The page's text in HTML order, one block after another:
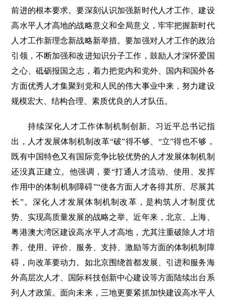
前进的根本要求。要深刻认识加强新时代人才工作、建设
高水平人才高地的战略意义和全局意义，牢牢把握新时代
人才工作新理念新战略新举措。要加强对人才工作的政治
引领，不断加强和改进知识分子工作，鼓励人才深怀爱国
之心、砥砺报国之志，着力把党内和党外、国内和国外各
方面优秀人才集聚到党和人民的伟大事业中来，努力建设
规模宏大、结构合理、素质优良的人才队伍。
持续深化人才工作体制机制创新。习近平总书记指
出，人才发展体制机制改革“破”得不够、“立”得也不够，
既有中国特色又有国际竞争比较优势的人才发展体制机制
还没真正建立。他强调，要“打通人才流动、使用、发挥
作用中的体制机制障碍”“使各方面人才各得其所、尽展其
长”。深化人才发展体制机制改革，是构筑人才制度优
势、实现高质量发展的战略之举。近年来，北京、上海、
粤港澳大湾区建设高水平人才高地，尤其注重破除人才培
养、使用、评价、服务、支持、激励等方面的体制机制障
碍，向改革要动力。如北京围绕首都发展、引进和服务海
外高层次人才、国际科技创新中心建设等方面陆续出台系
列人才政策。面向未来，三地更要紧抓加快建设高水平人